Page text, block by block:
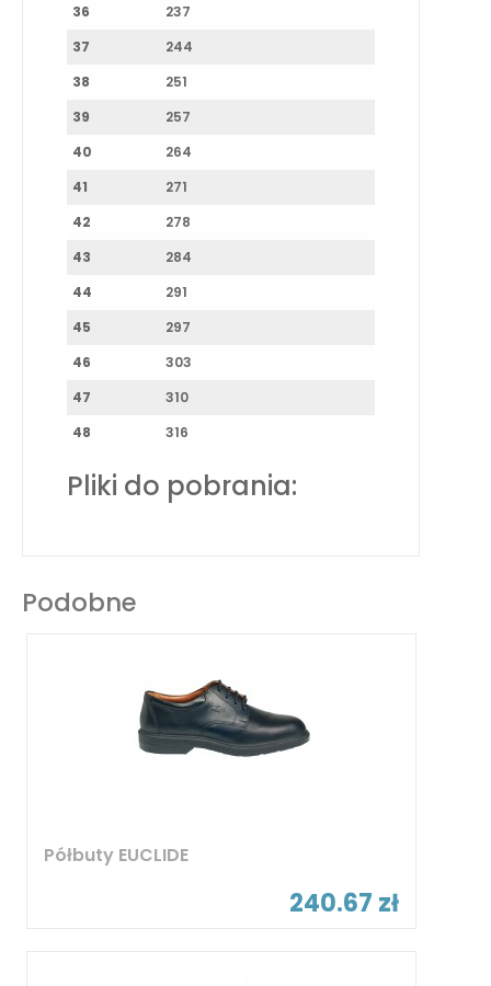
36
237
37
244
38
251
39
257
40
264
41
271
42
278
43
284
44
291
45
297
46
303
47
310
48
316
Pliki do pobrania:
Podobne
Półbuty EUCLIDE
240.67 zł